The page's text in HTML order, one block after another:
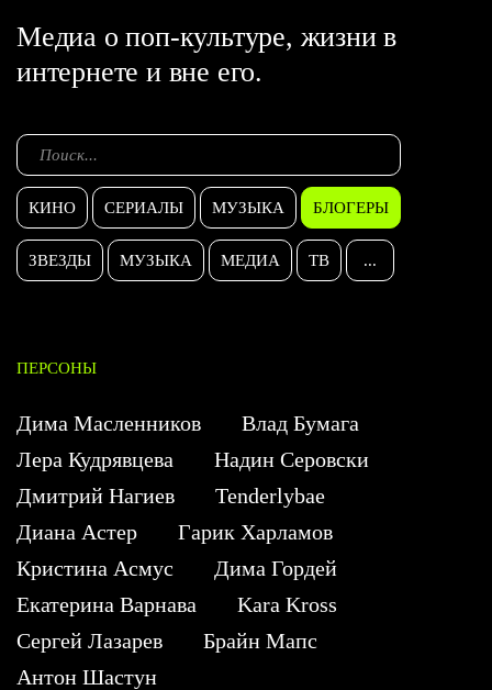
Медиа о поп-культуре, жизни в
интернете и вне его.
КИНО СЕРИАЛЫ МУЗЫКА БЛОГЕРЫ
ЗВЕЗДЫ МУЗЫКА МЕДИА ТВ ...
ПЕРСОНЫ
Дима Масленников
Влад Бумага
Лера Кудрявцева
Надин Серовски
Дмитрий Нагиев
Tenderlybae
Диана Астер
Гарик Харламов
Кристина Асмус
Дима Гордей
Екатерина Варнава
Kara Kross
Сергей Лазарев
Брайн Мапс
Антон Шастун